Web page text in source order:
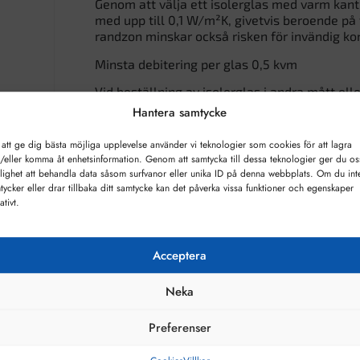
Hantera samtycke
ge dig bästa möjliga upplevelse använder vi teknologier som cookies för att lagra
komma åt enhetsinformation. Genom att samtycka till dessa teknologier ger du
att behandla data såsom surfvanor eller unika ID på denna webbplats. Om du
eller drar tillbaka ditt samtycke kan det påverka vissa funktioner och egenskaper
Acceptera
Neka
Preferenser
Genom att välja ett isolerglas med varm
med upp till 0,1 W/m²K, givetvis beroende
randzon minskar också risken för invändig
Minsta debitering per glas 0,5 kvm
Vid beställning av isolerglas i andra mått
med dina önskemål, så hjälper vi dig.